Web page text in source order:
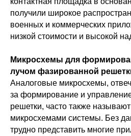
получили широкое
военных и коммерческих
низкой стоимости и высокой
Микросхемы для
лучом фазированной
Аналоговые микросхемы,
за формирование и
решетки, часто также
микросхемами системы. Без
трудно представить многие